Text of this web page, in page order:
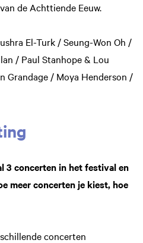
de Achttiende Eeuw.
El-Turk / Seung-Won Oh /
/ Paul Stanhope & Lou
Grandage / Moya Henderson /
3 concerten in het festival en
meer concerten je kiest, hoe
concerten